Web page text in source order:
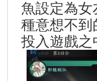
魚設定為
種意想不
投入遊戲之